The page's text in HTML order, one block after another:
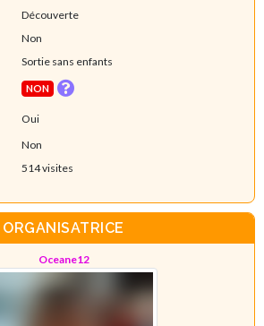
Découverte
Non
Sortie sans enfants
NON
Oui
Non
514 visites
ORGANISATRICE
Oceane12